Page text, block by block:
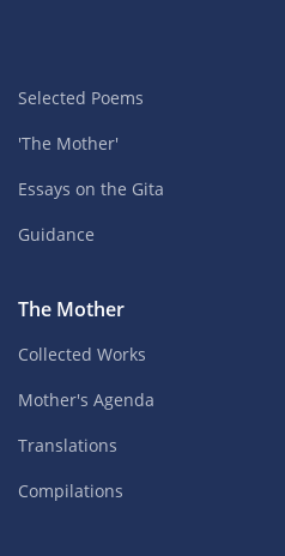
Selected Poems
'The Mother'
Essays on the Gita
Guidance
The Mother
Collected Works
Mother's Agenda
Translations
Compilations